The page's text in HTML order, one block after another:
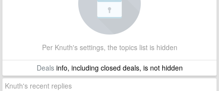
Per Knuth's settings, the topics list is hidden
Dealsinfo, including closed deals, is not hidden
Knuth's recent replies